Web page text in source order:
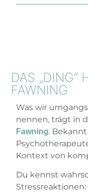
DAS „DING“
FAWNING
Was wir
nennen, trägt in
Fawning.
Kontext von
Du kennst
Stressreaktionen: